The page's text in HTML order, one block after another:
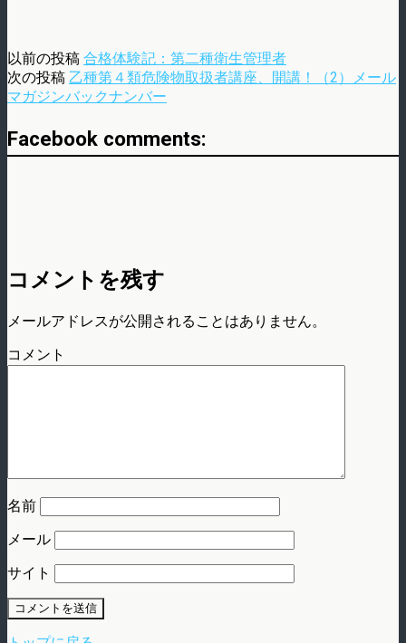
以前の投稿 合格体験記：第二種衛生管理者
次の投稿 乙種第４類危険物取扱者講座、開講！（2）メール
マガジンバックナンバー
Facebook comments:
コメントを残す
メールアドレスが公開されることはありません。
コメント
名前
メール
サイト